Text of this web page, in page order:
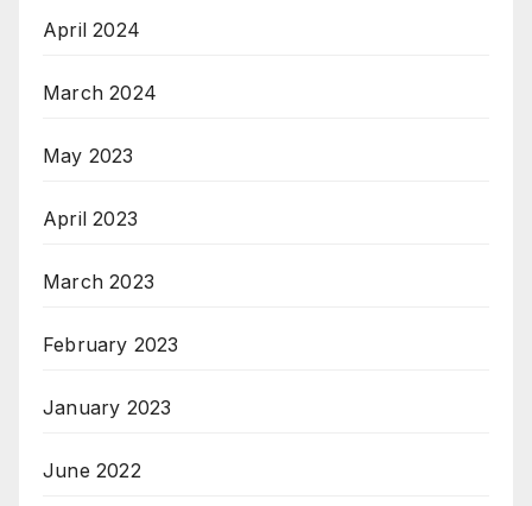
April 2024
March 2024
May 2023
April 2023
March 2023
February 2023
January 2023
June 2022